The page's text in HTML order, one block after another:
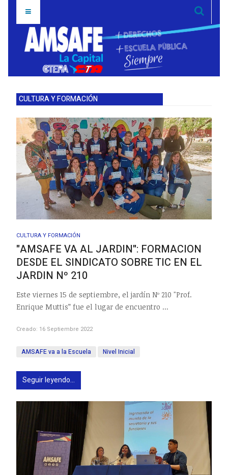
CULTURA Y FORMACIÓN
CULTURA Y FORMACIÓN
"AMSAFE VA AL JARDIN": FORMACION
DESDE EL SINDICATO SOBRE TIC EN EL
JARDIN Nº 210
Este viernes 15 de septiembre, el jardín Nº 210 "Prof.
Enrique Muttis” fue el lugar de encuentro ...
Creado: 16 Septiembre 2022
AMSAFE va a la Escuela Nivel Inicial
Seguir leyendo...